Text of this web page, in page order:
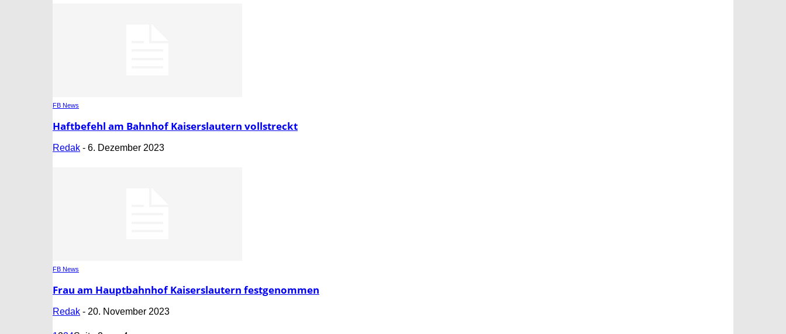
FB News
Haftbefehl am Bahnhof Kaiserslautern vollstreckt
Redak - 6. Dezember 2023
FB News
Frau am Hauptbahnhof Kaiserslautern festgenommen
Redak - 20. November 2023